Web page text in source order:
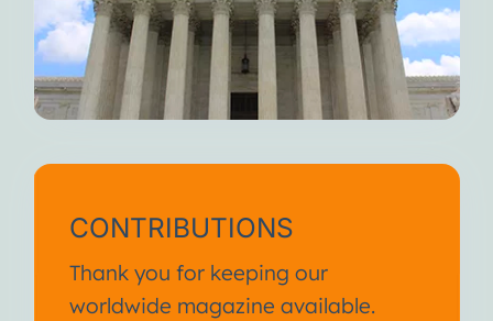
CONTRIBUTIONS
Thank you for keeping our
worldwide magazine available.